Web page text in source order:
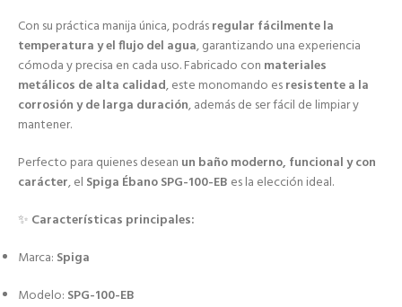
Con su práctica manija única, podrásregular fácilmente la
temperatura y el flujo del agua, garantizando una experiencia
cómoda y precisa en cada uso. Fabricado con materiales
metálicos de alta calidad, este monomando esresistente a la
corrosión y de larga duración, además de ser fácil de limpiar y
mantener.
Perfecto para quienes desean un baño moderno, funcional y con
carácter, el Spiga Ébano SPG-100-EB es la elección ideal.
✨ Características principales:
Marca: Spiga
Modelo: SPG-100-EB